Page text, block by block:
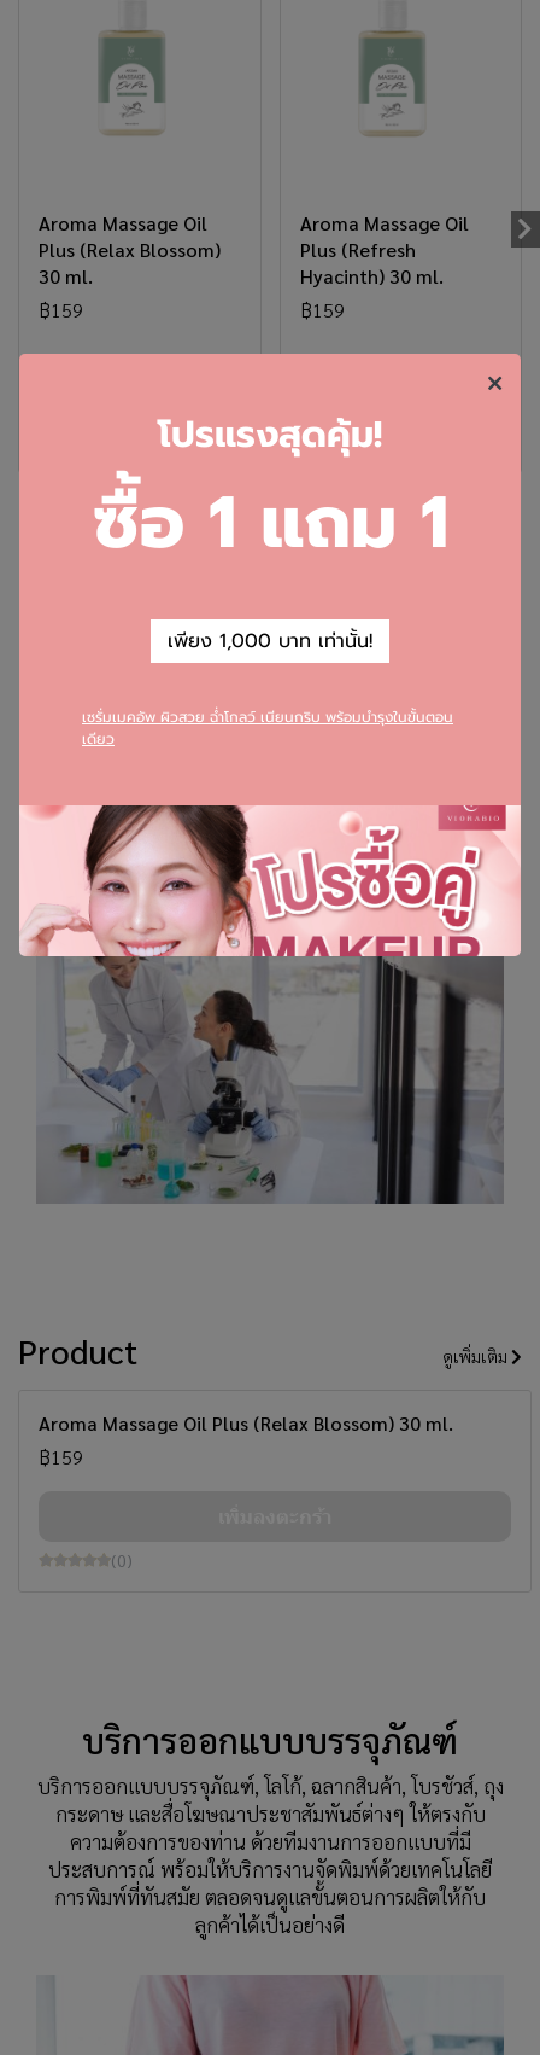
Aroma Massage Oil
Plus (Relax Blossom)
30 ml.
฿159
Aroma Massage Oil
Plus (Refresh
Hyacinth) 30 ml.
฿159
(0)
บริการวิจัย และพัฒนาสูตร
บริการแกะสูตร วิเคราะห์สูตร และพัฒนาผลิตภัณฑ์เครื่อง
สำอาง ตามความต้องการของท่าน ด้วยคุณภาพ และราคาที่
ละเอียด พร้อมทั้งลักษณะ หรือส่งตัวอย่าง (ถ้ามี) ให้กับเจ้า
หน้าที่ฝ่ายขาย
Product ดูเพิ่มเติม
Aroma Massage Oil Plus (Relax Blossom) 30 ml.
฿159
(0)
บริการออกแบบบรรจุภัณฑ์
บริการออกแบบบรรจุภัณฑ์, โลโก้, ฉลากสินค้า, โบรชัวส์, ถุง
กระดาษ และสื่อโฆษณาประชาสัมพันธ์ต่างๆ ให้ตรงกับ
ความต้องการของท่าน ด้วยทีมงานการออกแบบที่มี
ประสบการณ์ พร้อมให้บริการงานจัดพิมพ์ด้วยเทคโนโลยี
การพิมพ์ที่ทันสมัย ตลอดจนดูแลขั้นตอนการผลิตให้กับ
ลูกค้าได้เป็นอย่างดี
โปรแรงสุดคุ้ม!
ซื้อ 1 แถม 1
เพียง 1,000 บาท เท่านั้น!
เซรั่มเมคอัพ ผิวสวย ฉ่ำโกลว์ เนียนกริบ พร้อมบำรุงในขั้นตอน
เดียว